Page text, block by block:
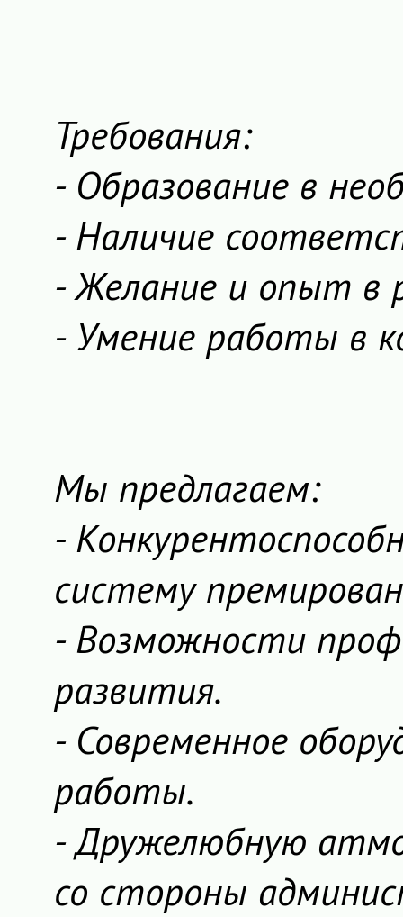
Требования:
- Образование в
- Наличие
- Желание и опыт в
- Умение работы в
Мы предлагаем:
-
систему
- Возможности
развития.
- Современное
работы.
- Дружелюбную
со стороны